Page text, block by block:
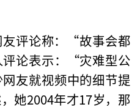
评论称：“故事会都
论表示：“灾难型公
友就视频中的细节提
她2004年才17岁，那